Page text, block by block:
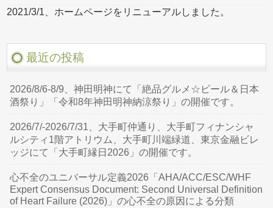
2021/3/1、ホームページをリニューアルしました。
最近の投稿
2026/8/6-8/9、神田明神にて「絶品グルメ☆ビール＆日本
酒祭り」「令和8年神田明神納涼祭り」の開催です。
2026/7/-2026/7/31、大手町仲通り、大手町フィナンシャ
ルシティ1階アトリウム、大手町川端緑道、東京金融ビレ
ッジにて「大手町縁日2026」の開催です。
心不全のユニバーサル定義2026「AHA/ACC/ESC/WHF
Expert Consensus Document: Second Universal Definition
of Heart Failure (2026)」の心不全の原因による分類